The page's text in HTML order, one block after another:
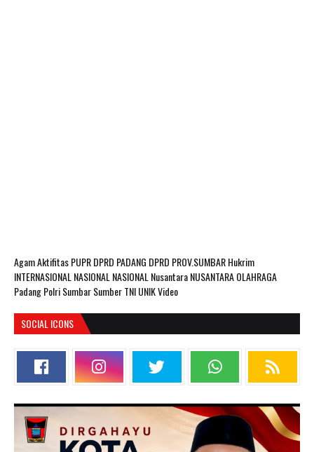
AgamAktifitas PUPRDPRD PADANG DPRD PROV.SUMBARHukrim
INTERNASIONAL NASIONAL NASIONAL NusantaraNUSANTARAOLAHRAGA
PadangPolriSumbarSumberTNIUNIKVideo
SOCIAL ICONS